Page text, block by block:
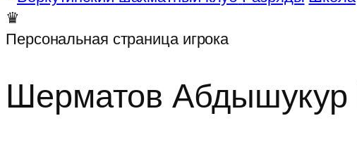
♛
Персональная страница игрока
Шерматов Абдышукур